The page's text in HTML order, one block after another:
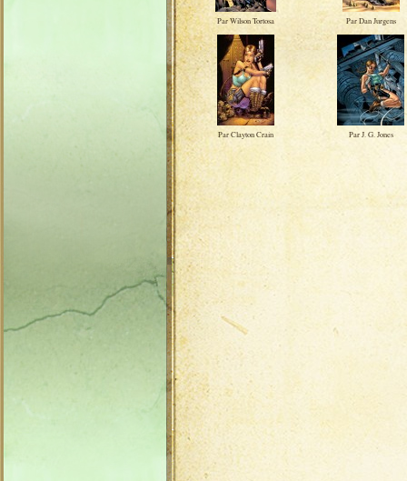
Par Wilson Tortosa Par Dan Jurgens
Par Clayton Crain Par J. G. Jones